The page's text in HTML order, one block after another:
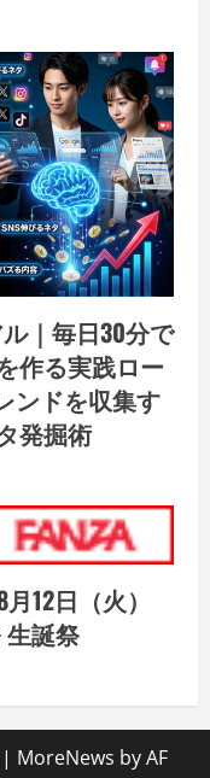
｜毎日30分で
作る実践ロー
ンドを収集す
発掘術
12日（火）
生誕祭
| MoreNews by AF